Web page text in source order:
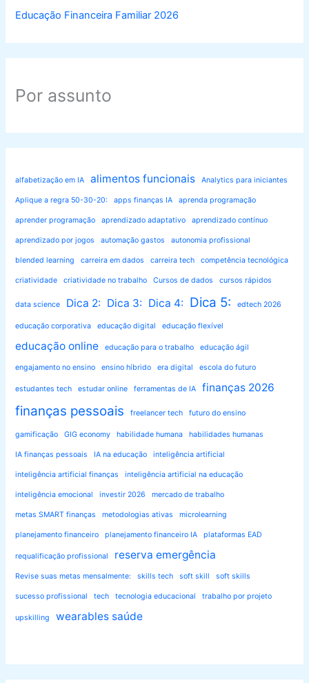
Educação Financeira Familiar 2026
Por assunto
alfabetização em IA alimentos funcionais Analytics para iniciantes
Aplique a regra 50-30-20: apps finanças IA aprenda programação
aprender programação aprendizado adaptativo aprendizado contínuo
aprendizado por jogos automação gastos autonomia profissional
blended learning carreira em dados carreira tech competência tecnológica
criatividade criatividade no trabalho Cursos de dados cursos rápidos
data science Dica 2: Dica 3: Dica 4: Dica 5: edtech 2026
educação corporativa educação digital educação flexível
educação online educação para o trabalho educação ágil
engajamento no ensino ensino híbrido era digital escola do futuro
estudantes tech estudar online ferramentas de IA finanças 2026
finanças pessoais freelancer tech futuro do ensino
gamificação GIG economy habilidade humana habilidades humanas
IA finanças pessoais IA na educação inteligência artificial
inteligência artificial finanças inteligência artificial na educação
inteligência emocional investir 2026 mercado de trabalho
metas SMART finanças metodologias ativas microlearning
planejamento financeiro planejamento financeiro IA plataformas EAD
requalificação profissional reserva emergência
Revise suas metas mensalmente: skills tech soft skill soft skills
sucesso profissional tech tecnologia educacional trabalho por projeto
upskilling wearables saúde